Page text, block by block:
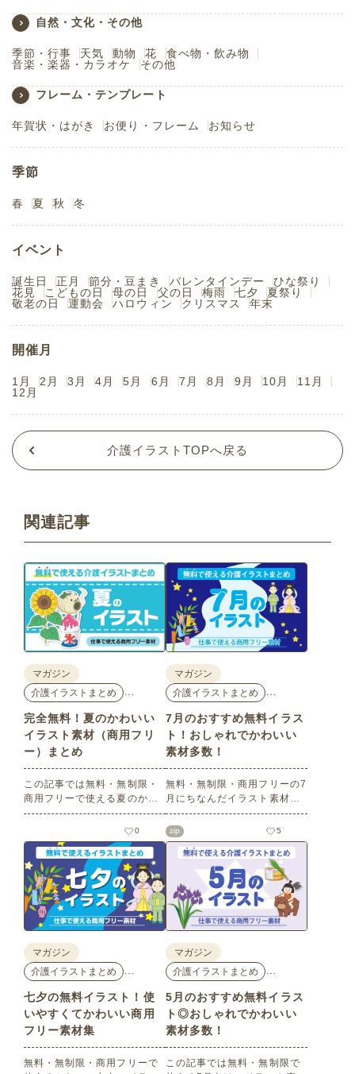
自然・文化・その他
季節・行事 天気 動物 花
食べ物・飲み物
音楽・楽器・カラオケ
その他
フレーム・テンプレート
年賀状・はがき お便り・フレーム お知らせ
季節
春 夏 秋 冬
イベント
誕生日 正月 節分・豆まき バレンタインデー
ひな祭り
花見
こどもの日 母の日 父の日 梅雨 七夕
夏祭り
敬老の日
運動会 ハロウィン クリスマス 年末
開催月
1月 2月 3月 4月 5月 6月 7月 8月 9月 10月
11月
12月
介護イラストTOPへ戻る
関連記事
マガジン
介護イラストまとめ
完全無料！夏のかわいい
イラスト素材（商用フリ
ー）まとめ
この記事では無料・無制限・
商用フリーで使える夏のかわ
いいイラスト素材を多数ご紹
介いたします。夏の花である
ひまわりや朝顔、夏祭り、花
火、七夕など夏ならではのか
わいいイラストをご用意！ポ
スターやパンフレットなどで
使いやすいテイストなので、
ぜひご活用ください。
0
マガジン
介護イラストまとめ
7月のおすすめ無料イラス
ト！おしゃれでかわいい
素材多数！
無料・無制限・商用フリーの7
月にちなんだイラスト素材を
多数ご紹介します。どれも印
刷に適した解像度で、点数制
限なしで自由に使える素材ば
かり♪どなたでもご利用いただ
けます！ぜひご活用くださ
い。
zip 5
マガジン
介護イラストまとめ
七夕の無料イラスト！使
いやすくてかわいい商用
フリー素材集
無料・無制限・商用フリーで
マガジン
介護イラストまとめ
5月のおすすめ無料イラス
ト◎おしゃれでかわいい
素材多数！
この記事では無料・無制限で